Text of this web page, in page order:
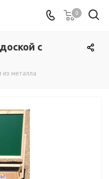
0
с
из металла